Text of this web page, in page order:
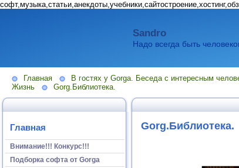
Sandro
Надо всегда быть
Главная В гостях у Gorga. Беседа с интересным
Жизнь
Gorg.Библиотека.
Главная
Внимание!!! Конкурс!!!
Подборка софта от Gorga
Gorg.Библиотека.